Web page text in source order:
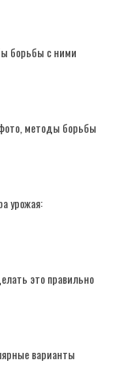
борьбы с ними
методы борьбы
урожая:
это правильно
варианты